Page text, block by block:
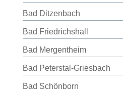
Bad Ditzenbach
Bad Friedrichshall
Bad Mergentheim
Bad Peterstal-Griesbach
Bad Schönborn